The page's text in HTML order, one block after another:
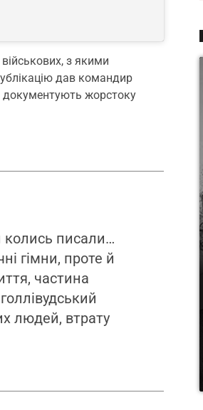
з якими
дав командир
документують жорстоку
колись писали…
гімни, проте й
частина
людей, втрату